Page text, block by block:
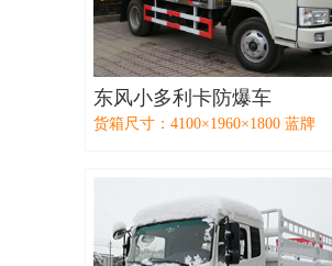
东风小多利卡防爆车
货箱尺寸：4100×1960×1800 蓝牌